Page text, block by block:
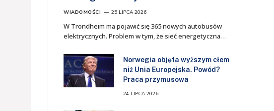
WIADOMOŚCI 25 LIPCA 2026
W Trondheim ma pojawić się 365 nowych autobusów
elektrycznych. Problem w tym, że sieć energetyczna…
Norwegia objęta wyższym cłem
niż Unia Europejska. Powód?
Praca przymusowa
24 LIPCA 2026